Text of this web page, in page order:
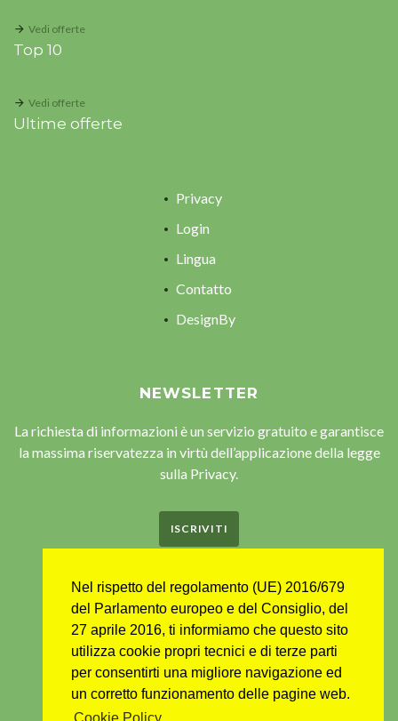
Nel rispetto del regolamento (UE) 2016/679
del Parlamento europeo e del Consiglio, del
27 aprile 2016, ti informiamo che questo sito
utilizza cookie propri tecnici e di terze parti
per consentirti una migliore navigazione ed
un corretto funzionamento delle pagine web.
Vedi offerte
Top 10
Vedi offerte
Ultime offerte
Privacy
Login
Lingua
Contatto
DesignBy
NEWSLETTER
La richiesta di informazioni è un servizio gratuito e garantisce
la massima riservatezza in virtù dell’applicazione della legge
sulla Privacy.
ISCRIVITI